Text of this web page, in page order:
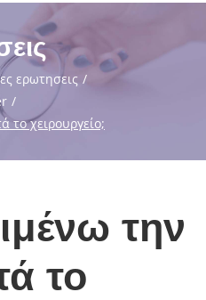
ερωτησεις /
/
το χειρουργείο;
την
το